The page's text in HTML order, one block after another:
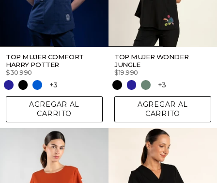
TOP MUJER COMFORT
HARRY POTTER
$30.990
+3
AGREGAR AL
CARRITO
TOP MUJER WONDER
JUNGLE
$19.990
+3
AGREGAR AL
CARRITO